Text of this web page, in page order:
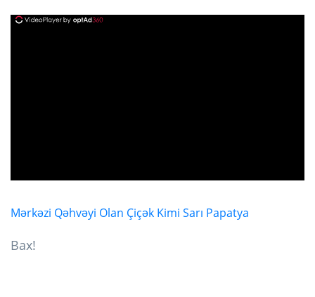
Mərkəzi Qəhvəyi Olan Çiçək Kimi Sarı Papatya
Bax!